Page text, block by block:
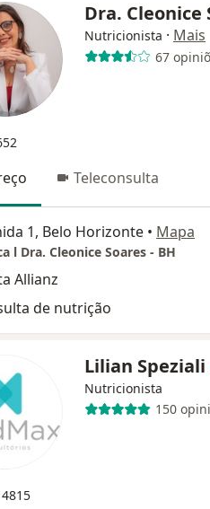
Dra. Cleonice
Nutricionista · Mais
67
Teleconsulta
1, Belo Horizonte • Mapa
l Dra. Cleonice Soares - BH
Allianz
de nutrição
Lilian Speziali
Nutricionista
150